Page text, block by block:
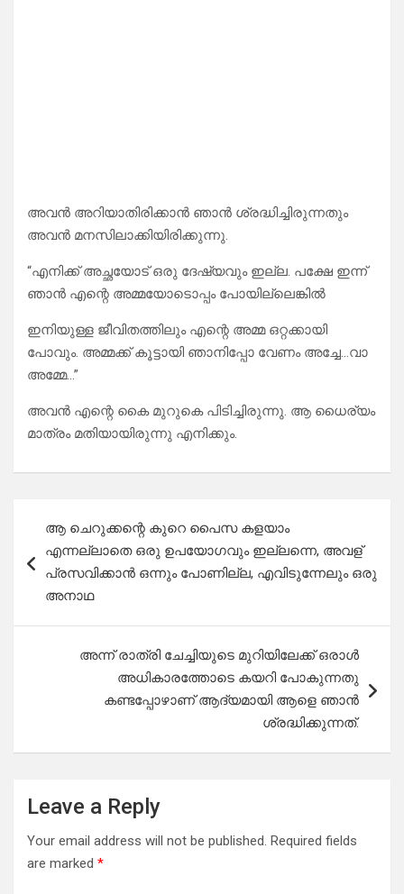
അവൻ അറിയാതിരിക്കാൻ ഞാൻ ശ്രദ്ധിച്ചിരുന്നതും
അവൻ മനസിലാക്കിയിരിക്കുന്നു.
“എനിക്ക് അച്ഛയോട് ഒരു ദേഷ്യവും ഇല്ല. പക്ഷേ ഇന്ന്
ഞാൻ എന്റെ അമ്മയോടൊപ്പം പോയില്ലെങ്കിൽ
ഇനിയുള്ള ജീവിതത്തിലും എന്റെ അമ്മ ഒറ്റക്കായി
പോവും. അമ്മക്ക് കൂട്ടായി ഞാനിപ്പോ വേണം അച്ചേ…വാ
അമ്മേ…”
അവൻ എന്റെ കൈ മുറുകെ പിടിച്ചിരുന്നു. ആ ധൈര്യം
മാത്രം മതിയായിരുന്നു എനിക്കും.
navigation
ആ ചെറുക്കന്റെ കുറെ പൈസ കളയാം
എന്നല്ലാതെ ഒരു ഉപയോഗവും ഇല്ലന്നെ, അവള്
പ്രസവിക്കാൻ ഒന്നും പോണില്ല, എവിടുന്നേലും ഒരു
അനാഥ
അന്ന് രാത്രി ചേച്ചിയുടെ മുറിയിലേക്ക് ഒരാൾ
അധികാരത്തോടെ കയറി പോകുന്നതു
കണ്ടപ്പോഴാണ് ആദ്യമായി ആളെ ഞാൻ
ശ്രദ്ധിക്കുന്നത്.
Leave a Reply
Your email address will not be published. Required fields
are marked *